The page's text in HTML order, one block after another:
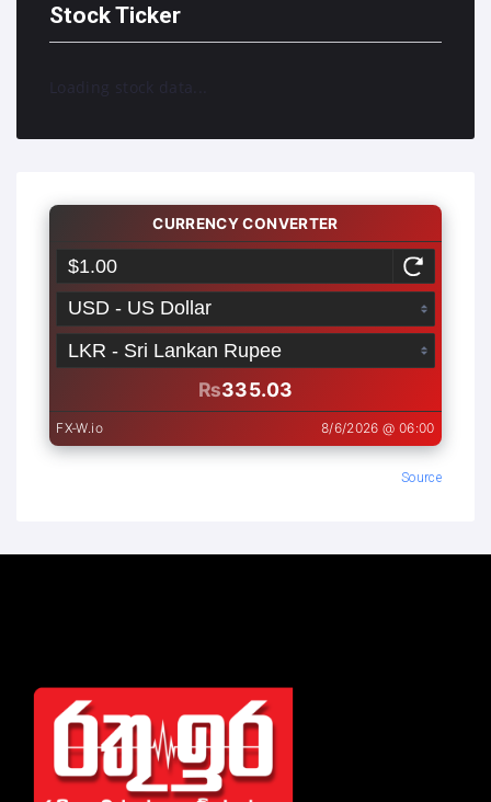
Stock Ticker
Loading stock data...
Source